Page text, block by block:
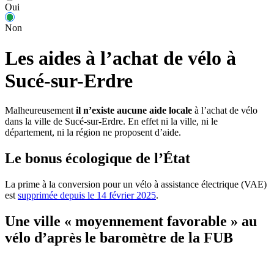
Oui
Non
Les aides à l’achat de vélo à
Sucé-sur-Erdre
Malheureusement il n’existe aucune aide locale à l’achat de vélo
dans la ville de Sucé-sur-Erdre. En effet ni la ville, ni le
département, ni la région ne proposent d’aide.
Le bonus écologique de l’État
La prime à la conversion pour un vélo à assistance électrique (VAE)
est supprimée depuis le 14 février 2025.
Une ville « moyennement favorable » au
vélo d’après le baromètre de la FUB